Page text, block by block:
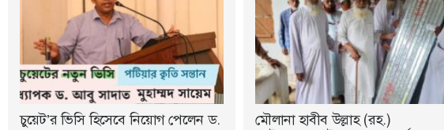
চুয়েট’র ভিসি হিসেবে নিয়োগ পেলেন ড.
মৌলানা হাবীব উল্লাহ (রহ.)